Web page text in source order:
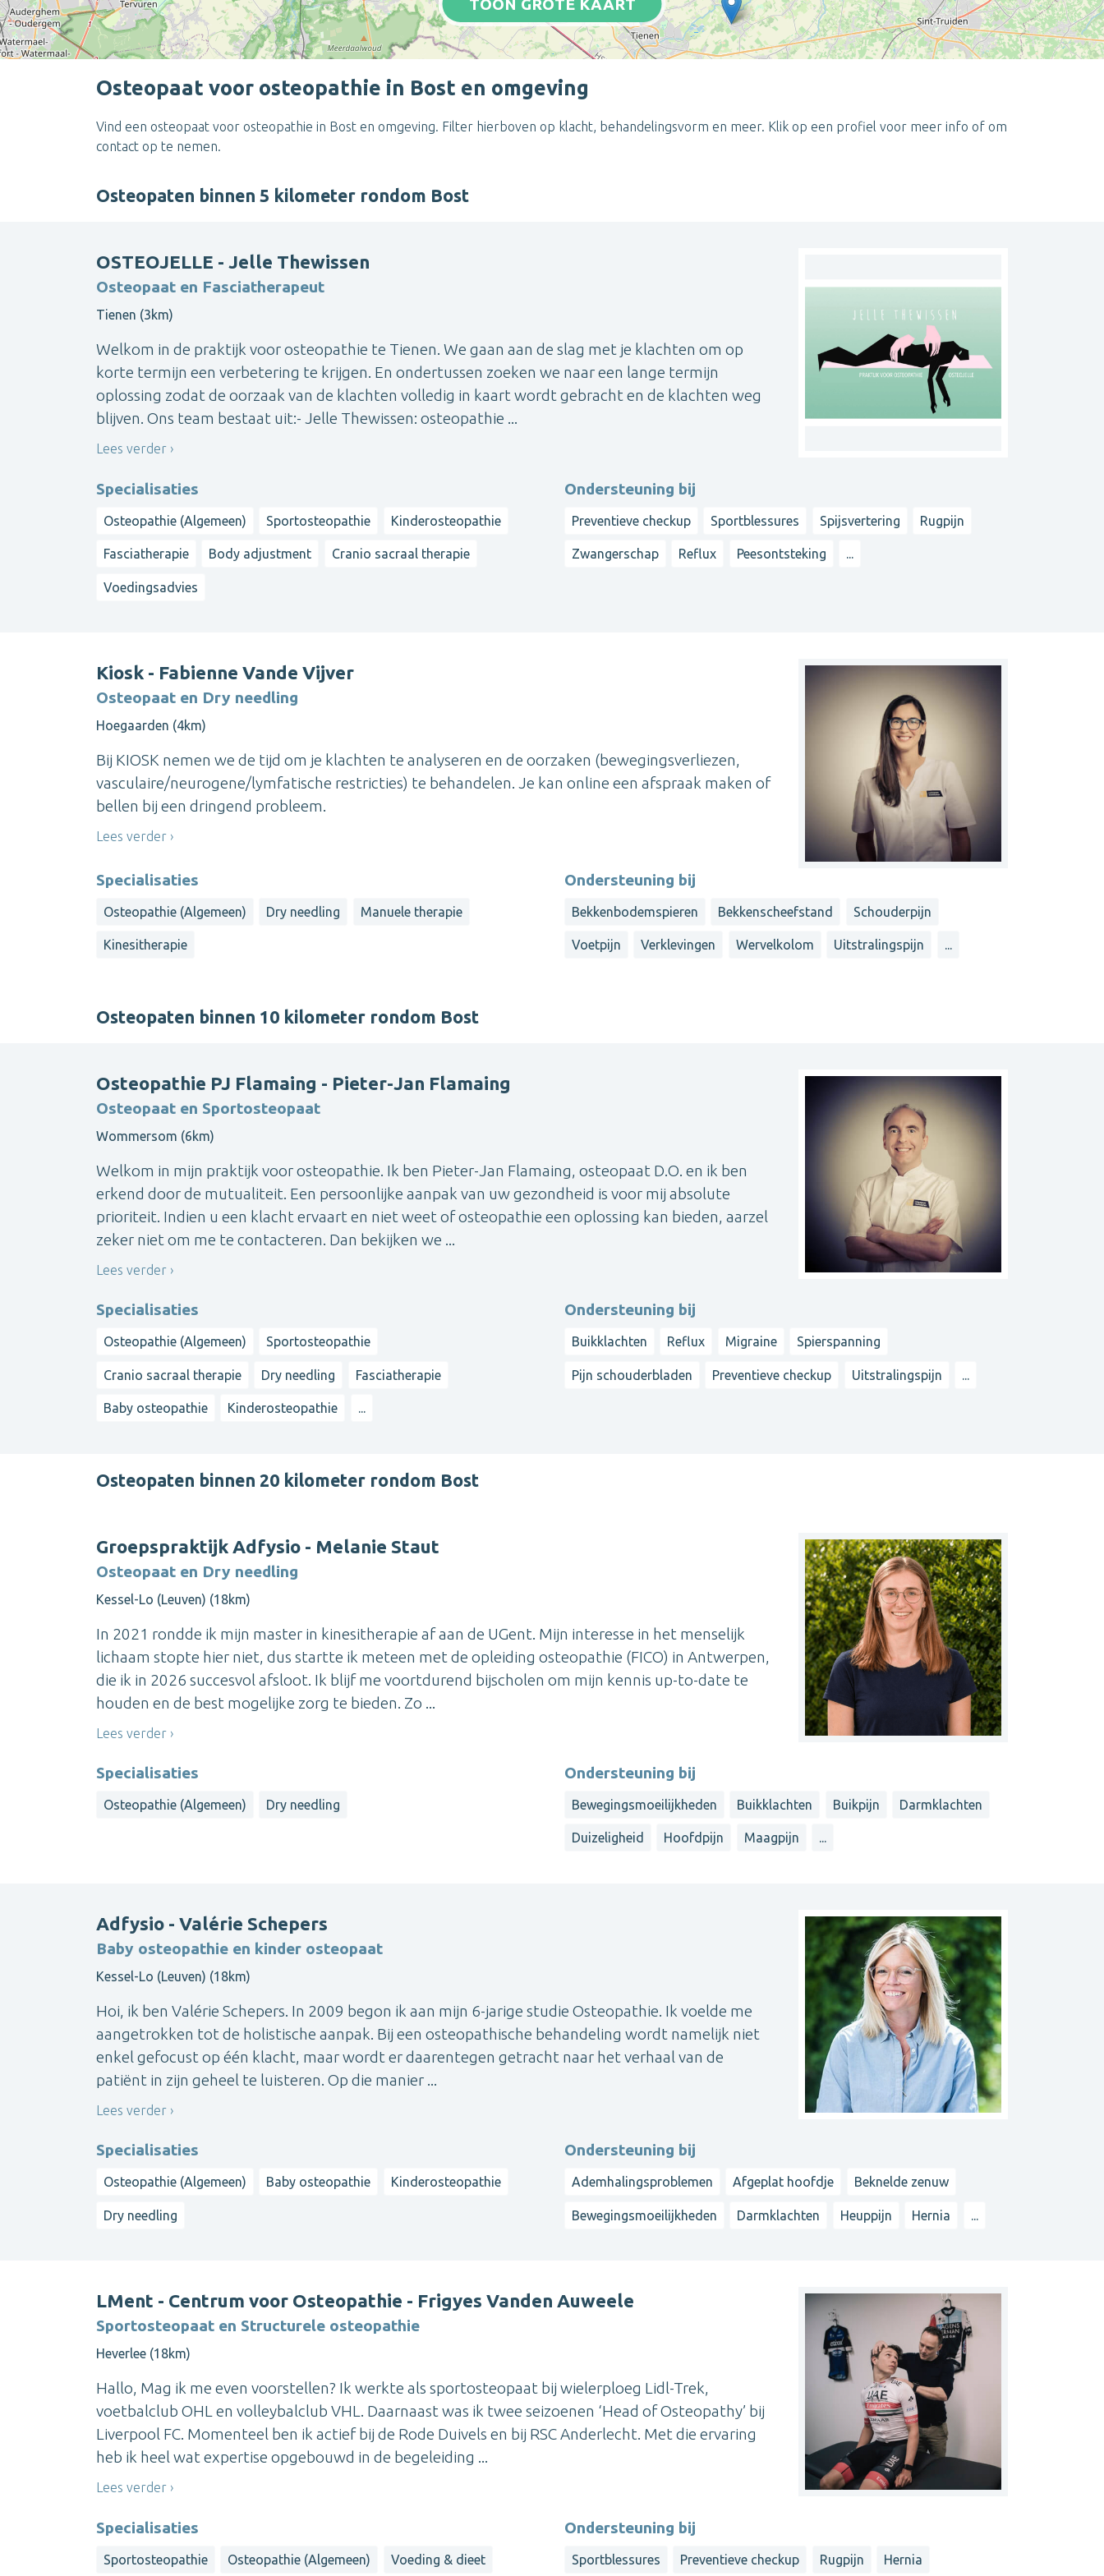
TOON GROTE KAART
Osteopaat voor osteopathie in Bost en omgeving
Vind een osteopaat voor osteopathie in Bost en omgeving. Filter hierboven op klacht, behandelingsvorm en meer. Klik op een profiel voor meer info of om
contact op te nemen.
Osteopaten binnen 5 kilometer rondom Bost
OSTEOJELLE - Jelle Thewissen
Osteopaat en Fasciatherapeut
Tienen (3km)
Welkom in de praktijk voor osteopathie te Tienen. We gaan aan de slag met je klachten om op
korte termijn een verbetering te krijgen. En ondertussen zoeken we naar een lange termijn
oplossing zodat de oorzaak van de klachten volledig in kaart wordt gebracht en de klachten weg
blijven. Ons team bestaat uit:- Jelle Thewissen: osteopathie ...
Lees verder
Specialisaties
Osteopathie (Algemeen) Sportosteopathie Kinderosteopathie
Fasciatherapie Body adjustment Cranio sacraal therapie
Voedingsadvies
Ondersteuning bij
Preventieve checkup Sportblessures Spijsvertering Rugpijn
Zwangerschap Reflux Peesontsteking ...
Kiosk - Fabienne Vande Vijver
Osteopaat en Dry needling
Hoegaarden (4km)
Bij KIOSK nemen we de tijd om je klachten te analyseren en de oorzaken (bewegingsverliezen,
vasculaire/neurogene/lymfatische restricties) te behandelen. Je kan online een afspraak maken of
bellen bij een dringend probleem.
Lees verder
Specialisaties
Osteopathie (Algemeen) Dry needling Manuele therapie
Kinesitherapie
Ondersteuning bij
Bekkenbodemspieren Bekkenscheefstand Schouderpijn
Voetpijn Verklevingen Wervelkolom Uitstralingspijn ...
Osteopaten binnen 10 kilometer rondom Bost
Osteopathie PJ Flamaing - Pieter-Jan Flamaing
Osteopaat en Sportosteopaat
Wommersom (6km)
Welkom in mijn praktijk voor osteopathie. Ik ben Pieter-Jan Flamaing, osteopaat D.O. en ik ben
erkend door de mutualiteit. Een persoonlijke aanpak van uw gezondheid is voor mij absolute
prioriteit. Indien u een klacht ervaart en niet weet of osteopathie een oplossing kan bieden, aarzel
zeker niet om me te contacteren. Dan bekijken we ...
Lees verder
Specialisaties
Osteopathie (Algemeen) Sportosteopathie
Cranio sacraal therapie Dry needling Fasciatherapie
Baby osteopathie Kinderosteopathie ...
Ondersteuning bij
Buikklachten Reflux Migraine Spierspanning
Pijn schouderbladen Preventieve checkup Uitstralingspijn ...
Osteopaten binnen 20 kilometer rondom Bost
Groepspraktijk Adfysio - Melanie Staut
Osteopaat en Dry needling
Kessel-Lo (Leuven) (18km)
In 2021 rondde ik mijn master in kinesitherapie af aan de UGent. Mijn interesse in het menselijk
lichaam stopte hier niet, dus startte ik meteen met de opleiding osteopathie (FICO) in Antwerpen,
die ik in 2026 succesvol afsloot. Ik blijf me voortdurend bijscholen om mijn kennis up-to-date te
houden en de best mogelijke zorg te bieden. Zo ...
Lees verder
Specialisaties
Osteopathie (Algemeen) Dry needling
Ondersteuning bij
Bewegingsmoeilijkheden Buikklachten Buikpijn Darmklachten
Duizeligheid Hoofdpijn Maagpijn ...
Adfysio - Valérie Schepers
Baby osteopathie en kinder osteopaat
Kessel-Lo (Leuven) (18km)
Hoi, ik ben Valérie Schepers. In 2009 begon ik aan mijn 6-jarige studie Osteopathie. Ik voelde me
aangetrokken tot de holistische aanpak. Bij een osteopathische behandeling wordt namelijk niet
enkel gefocust op één klacht, maar wordt er daarentegen getracht naar het verhaal van de
patiënt in zijn geheel te luisteren. Op die manier ...
Lees verder
Specialisaties
Osteopathie (Algemeen) Baby osteopathie Kinderosteopathie
Dry needling
Ondersteuning bij
Ademhalingsproblemen Afgeplat hoofdje Beknelde zenuw
Bewegingsmoeilijkheden Darmklachten Heuppijn Hernia ...
LMent - Centrum voor Osteopathie - Frigyes Vanden Auweele
Sportosteopaat en Structurele osteopathie
Heverlee (18km)
Hallo, Mag ik me even voorstellen? Ik werkte als sportosteopaat bij wielerploeg Lidl-Trek,
voetbalclub OHL en volleybalclub VHL. Daarnaast was ik twee seizoenen ‘Head of Osteopathy’ bij
Liverpool FC. Momenteel ben ik actief bij de Rode Duivels en bij RSC Anderlecht. Met die ervaring
heb ik heel wat expertise opgebouwd in de begeleiding ...
Lees verder
Specialisaties
Sportosteopathie Osteopathie (Algemeen) Voeding & dieet
Ondersteuning bij
Sportblessures Preventieve checkup Rugpijn Hernia